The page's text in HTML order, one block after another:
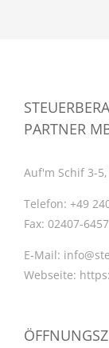
PARTNER
Auf'm Schif 3-
Telefon: +49
Fax: 02407-6457
E-Mail:
Webseite: